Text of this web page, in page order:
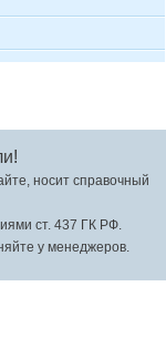
носит справочный
ст. 437 ГК РФ.
у менеджеров.